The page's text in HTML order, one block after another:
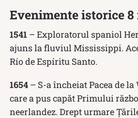
Evenimente istorice 8
1541 – Exploratorul spaniol
ajuns la fluviul Mississippi.
Río de Espíritu Santo.
1654 – S-a încheiat Pacea de
care a pus capăt Primului
neerlandez. Drept urmare